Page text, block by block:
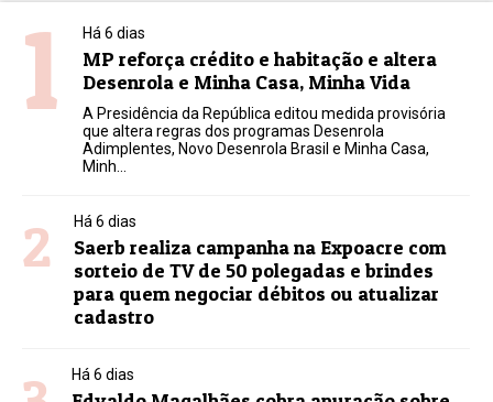
1 Há 6 dias
MP reforça crédito e habitação e altera
Desenrola e Minha Casa, Minha Vida
A Presidência da República editou medida provisória
que altera regras dos programas Desenrola
Adimplentes, Novo Desenrola Brasil e Minha Casa,
Minh...
2 Há 6 dias
Saerb realiza campanha na Expoacre com
sorteio de TV de 50 polegadas e brindes
para quem negociar débitos ou atualizar
cadastro
Há 6 dias